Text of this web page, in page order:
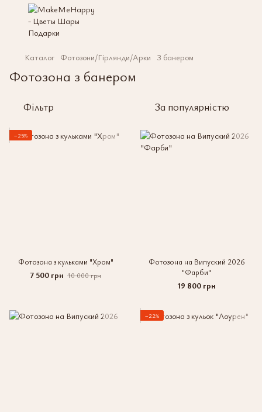
Каталог Фотозони/Гірлянди/Арки З банером
Фотозона з банером
Фільтр За популярністю
−25%
Фотозона з кульками "Хром"
7 500 грн 10 000 грн
Фотозона на Випуский 2026
"Фарби"
19 800 грн
−22%